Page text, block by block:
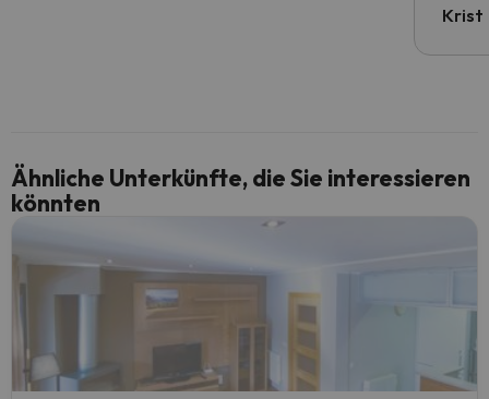
Krist
Ähnliche Unterkünfte, die Sie interessieren
könnten